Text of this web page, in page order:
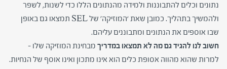
נתונים וכלים להתבוננות ולמידה מהנתונים הללו כדי לשנות, לשפר
ולהמשיך בתהליך. כמובן שאת ‘המוזיקה’ של SEL תמצאו גם באופן
שבו אוספים את הנתונים ומתבוננים עליהם.
חשוב לנו להגיד גם מה לא תמצאו במדריך מבחינת המוזיקה שלו –
למרות שהוא מהווה אסופת כלים הוא אינו מתכון ואינו אוסף של הנחיות.